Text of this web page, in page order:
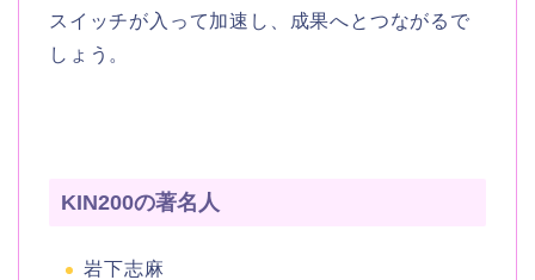
スイッチが入って加速し、成果へとつながるで
しょう。
KIN200の著名人
岩下志麻